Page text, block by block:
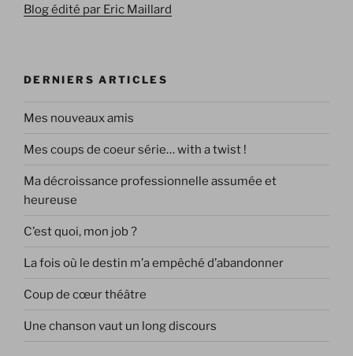
Blog édité par Eric Maillard
DERNIERS ARTICLES
Mes nouveaux amis
Mes coups de coeur série… with a twist !
Ma décroissance professionnelle assumée et
heureuse
C’est quoi, mon job ?
La fois où le destin m’a empêché d’abandonner
Coup de cœur théâtre
Une chanson vaut un long discours